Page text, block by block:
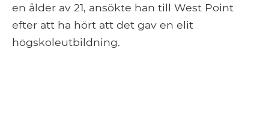
en ålder av 21, ansökte han till West Point
efter att ha hört att det gav en elit
högskoleutbildning.